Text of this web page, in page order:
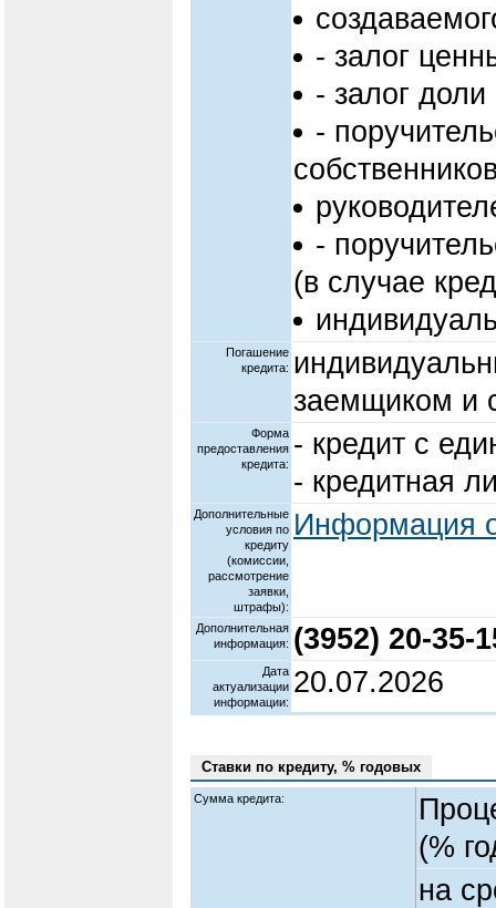
- залог
- залог
-
-
(в случае
Погашение
кредита:
заемщиком и
Форма
предоставления
кредита:
- кредит с
- кредитная
Дополнительные
условия по
кредиту
(комиссии,
рассмотрение
заявки,
штрафы):
Информация
Дополнительная
информация: (3952) 20-35-
Дата
актуализации
информации:
20.07.2026
Ставки по кредиту, % годовых
Сумма кредита:
(%
на